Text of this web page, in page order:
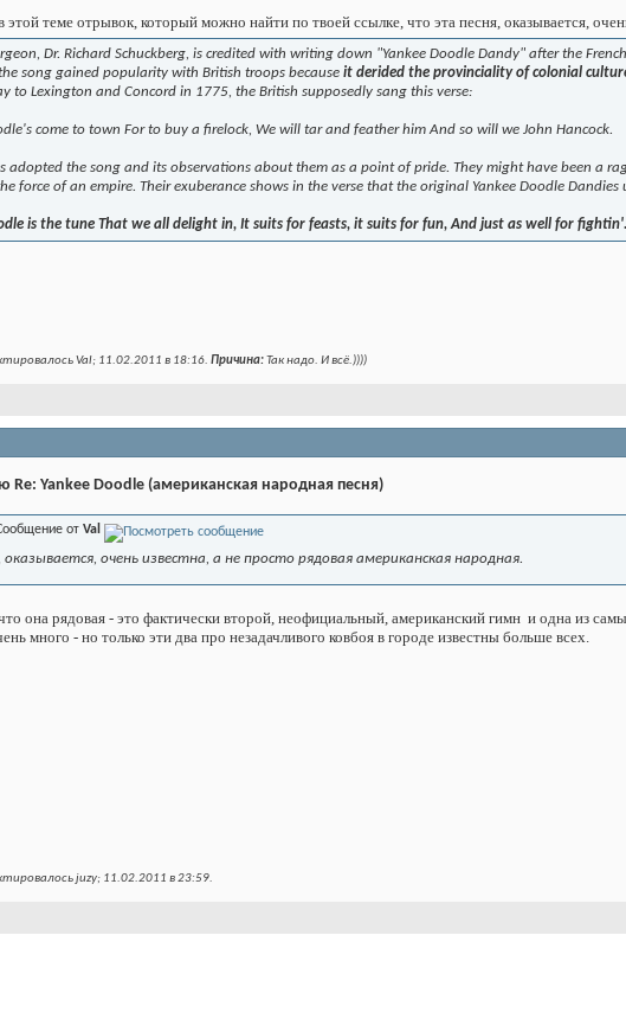
теме отрывок, который можно найти по твоей ссылке, что эта песня, оказывается,
Dr. Richard Schuckberg, is credited with writing down "Yankee Doodle Dandy" after the
song gained popularity with British troops because it derided the provinciality of colonial
to Lexington and Concord in 1775, the British supposedly sang this verse:
come to town For to buy a firelock, We will tar and feather him And so will we John Hancock.
adopted the song and its observations about them as a point of pride. They might have been a
force of an empire. Their exuberance shows in the verse that the original Yankee Doodle
is the tune That we all delight in, It suits for feasts, it suits for fun, And just as well for fightin'.
Val; 11.02.2011 в 18:16. Причина:Так надо. И всё.))))
Re: Yankee Doodle (американская народная песня)
от Val
оказывается, очень известна, а не просто рядовая американская народная.
она рядовая - это фактически второй, неофициальный, американский гимн и одна из
много - но только эти два про незадачливого ковбоя в городе известны больше всех.
juzy; 11.02.2011 в23:59.